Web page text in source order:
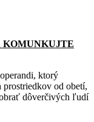
KOMUNKUJTE
ktorý
od obetí,
dôverčivých ľudí